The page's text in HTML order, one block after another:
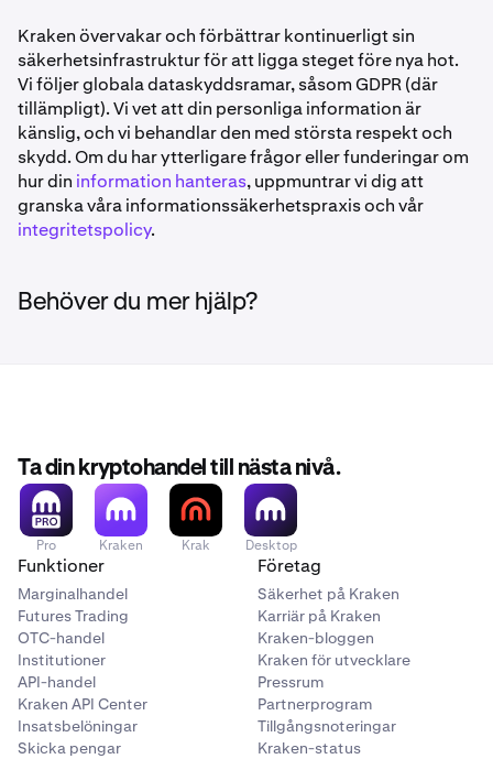
Kraken övervakar och förbättrar kontinuerligt sin
säkerhetsinfrastruktur för att ligga steget före nya hot.
Vi följer globala dataskyddsramar, såsom GDPR (där
tillämpligt). Vi vet att din personliga information är
känslig, och vi behandlar den med största respekt och
skydd. Om du har ytterligare frågor eller funderingar om
hur din information hanteras, uppmuntrar vi dig att
granska våra informationssäkerhetspraxis och vår
integritetspolicy.
Behöver du mer hjälp?
Ta din kryptohandel till nästa nivå.
Pro Kraken Krak Desktop
Funktioner
Marginalhandel
Futures Trading
OTC-handel
Institutioner
API-handel
Kraken API Center
Insatsbelöningar
Skicka pengar
Företag
Säkerhet på Kraken
Karriär på Kraken
Kraken-bloggen
Kraken för utvecklare
Pressrum
Partnerprogram
Tillgångsnoteringar
Kraken-status